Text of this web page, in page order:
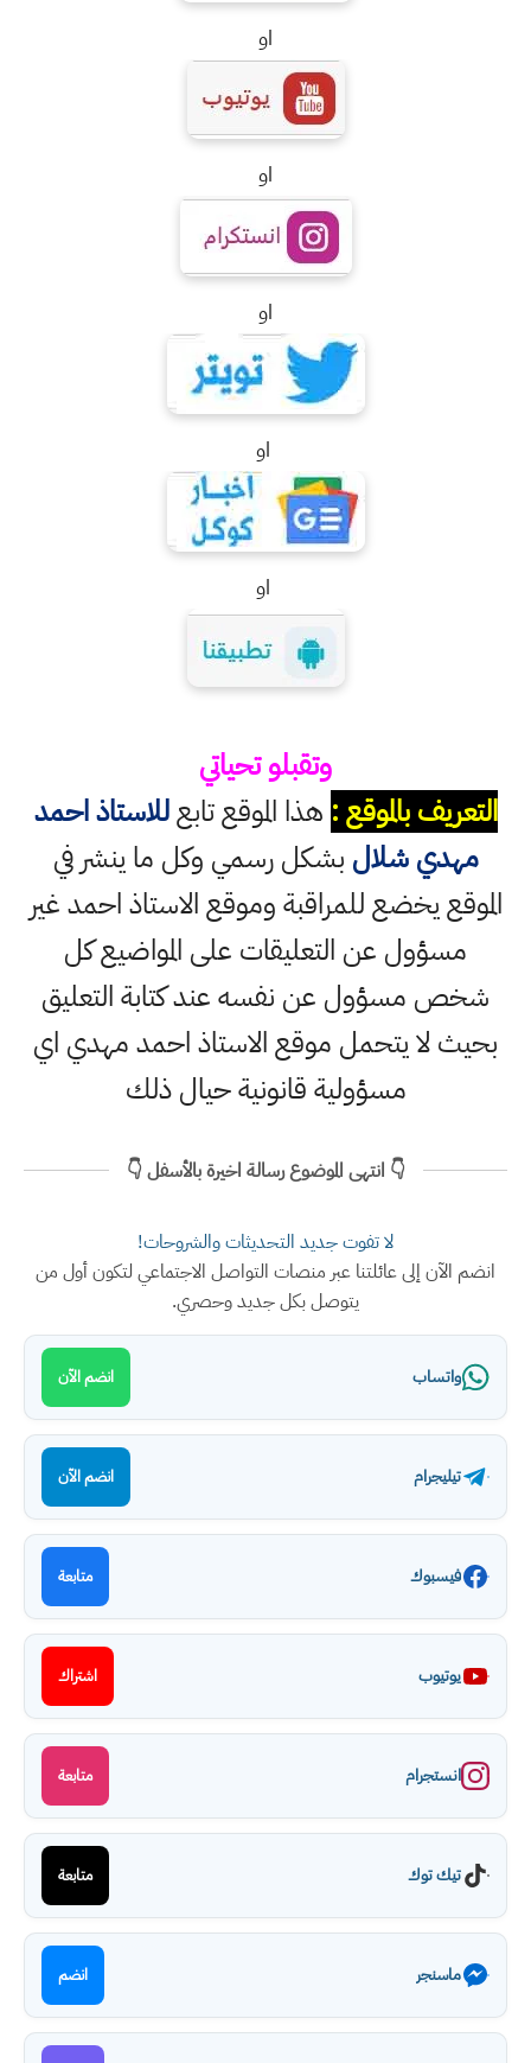
او
او
او
او
او
وتقبلو تحياتي
التعريف بالموقع : هذا الموقع تابعللاستاذ احمد
مهدي شلال بشكل رسمي وكل ما ينشر في
الموقع يخضع للمراقبة وموقع الاستاذ احمد غير
مسؤول عن التعليقات على المواضيع كل
شخص مسؤول عن نفسه عند كتابة التعليق
بحيث لا يتحمل موقع الاستاذ احمد مهدي اي
مسؤولية قانونية حيال ذلك
👇 انتهى الموضوع رسالة اخيرة بالأسفل 👇
لا تفوت جديد التحديثات والشروحات!
انضم الآن إلى عائلتنا عبر منصات التواصل الاجتماعي لتكون أول من
يتوصل بكل جديد وحصري.
واتساب انضم الآن
تيليجرام انضم الآن
فيسبوك متابعة
يوتيوب اشتراك
انستجرام متابعة
تيك توك متابعة
ماسنجر انضم